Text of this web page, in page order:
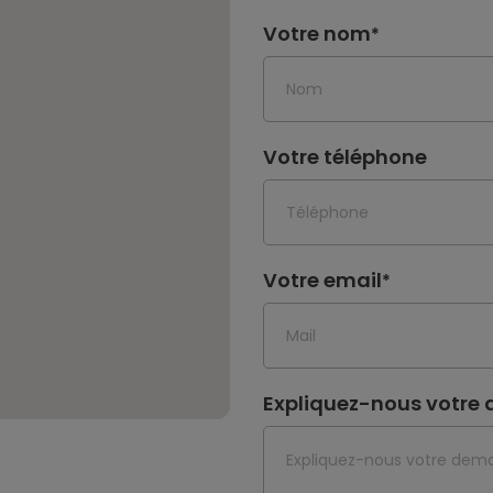
Votre nom*
Votre téléphone
Votre email*
Expliquez-nous votre